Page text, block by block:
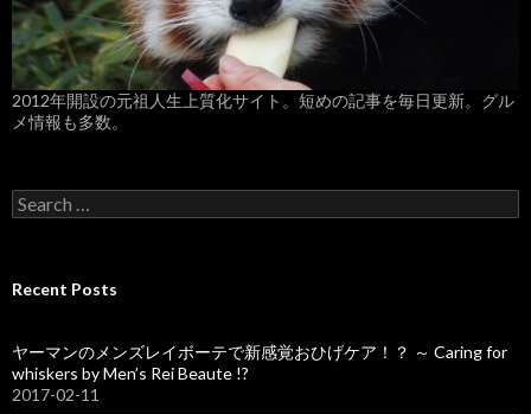
2012年開設の元祖人生上質化サイト。短めの記事を毎日更新。グル
メ情報も多数。
S
e
c
o
r
:
Recent Posts
ヤーマンのメンズレイボーテで新感覚おひげケア！？ ～ Caring for
whiskers by Men’s Rei Beaute !?
2017-02-11